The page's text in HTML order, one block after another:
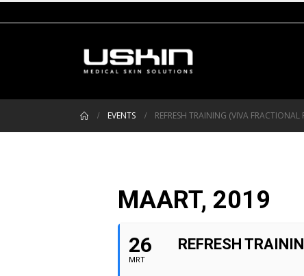
EVENTS REFRESH TRAINING (VIVA FRACTIONAL
MAART, 2019
26
MRT
REFRESH